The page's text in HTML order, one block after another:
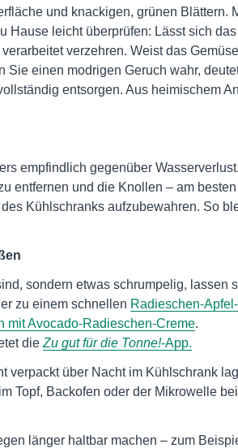
und knackigen, grünen Blättern.
Hause leicht überprüfen: Lässt sich das
verzehren. Weist das Gemüse
Sie einen modrigen Geruch wahr,
entsorgen. Aus heimischem
empfindlich gegenüber Wasserverlust.
entfernen und die Knollen – am besten
Kühlschranks aufzubewahren. So
sondern etwas schrumpelig, lassen
zu einem schnellen Radieschen-
mit Avocado-Radieschen-Creme.
die Zu gut für die Tonne!-App.
verpackt über Nacht im Kühlschrank
Topf, Backofen oder der Mikrowelle bei
länger haltbar machen – zum